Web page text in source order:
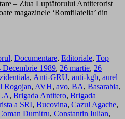
– Ziua Luptătorului Antiterorist
magazinele ‘Romfilatelia’ din
, Documentare, Editoriale, Top
Decembrie 1989, 26 martie, 26
, Anti-GRU, anti-kgb, aurel
Rogojan, AVH, avo, BA, Basarabia,
, Brigada Antitero, Brigada
a SRI, Bucovina, Cazul Agache,
Dumitru, Constantin Iulian,